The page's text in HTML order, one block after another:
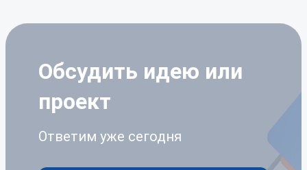
Обсудить идею или
проект
Ответим уже сегодня